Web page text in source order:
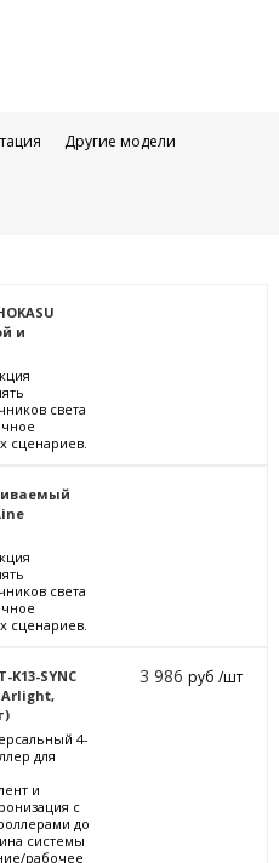
Другие модели
и
света
сценариев.
света
сценариев.
K13-SYNC
(Arlight,
4-
для
и
с
до
системы
рабочее
3 986руб /шт